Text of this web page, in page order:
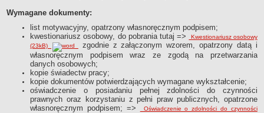
Wymagane dokumenty:
list motywacyjny, opatrzony własnoręcznym podpisem;
kwestionariusz osobowy, do pobrania tutaj =>
Kwestionariusz osobowy
(23kB)
zgodnie z załączonym wzorem, opatrzony datą i
własnoręcznym podpisem wraz ze zgodą na przetwarzania
danych osobowych;
kopie świadectw pracy;
kopie dokumentów potwierdzających wymagane wykształcenie;
oświadczenie o posiadaniu pełnej zdolności do czynności
prawnych oraz korzystaniu z pełni praw publicznych, opatrzone
własnoręcznym podpisem; =>
Oświadczenie o zdolności do czynności